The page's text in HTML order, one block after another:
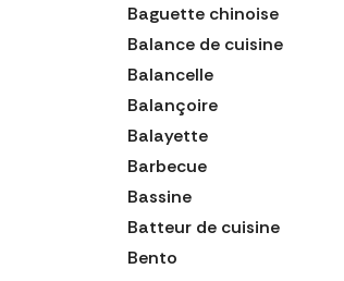
Baguette chinoise
Balance de cuisine
Balancelle
Balançoire
Balayette
Barbecue
Bassine
Batteur de cuisine
Bento